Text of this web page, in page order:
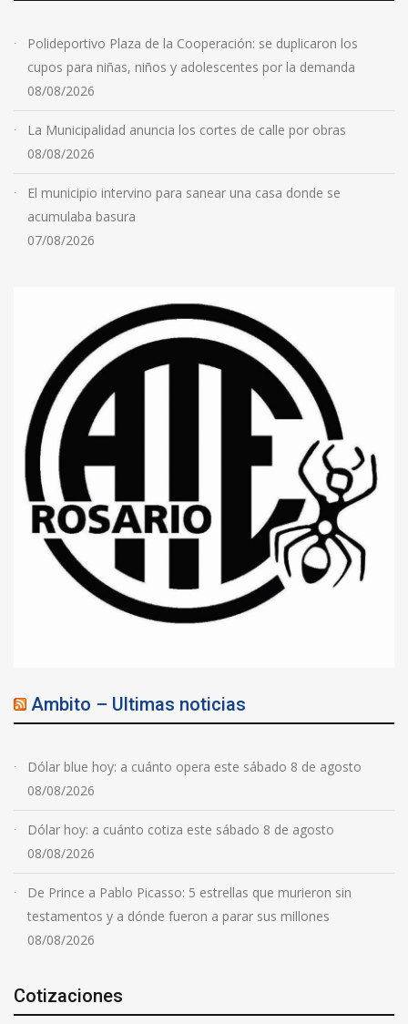
Polideportivo Plaza de la Cooperación: se duplicaron los
cupos para niñas, niños y adolescentes por la demanda
08/08/2026
La Municipalidad anuncia los cortes de calle por obras
08/08/2026
El municipio intervino para sanear una casa donde se
acumulaba basura
07/08/2026
Ambito – Ultimas noticias
Dólar blue hoy: a cuánto opera este sábado 8 de agosto
08/08/2026
Dólar hoy: a cuánto cotiza este sábado 8 de agosto
08/08/2026
De Prince a Pablo Picasso: 5 estrellas que murieron sin
testamentos y a dónde fueron a parar sus millones
08/08/2026
Cotizaciones